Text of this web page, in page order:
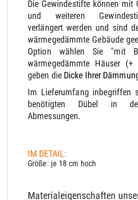
Die Gewindestifte können mit
und weiteren
verlängert werden und sind
wärmegedämmte Gebäude
Option wählen Sie "mit
wärmegedämmte Häuser
geben die Dicke Ihrer
Im Lieferumfang inbegriffen
benötigten Dübel in
Abmessungen.
IM DETAIL:
Größe: je 18 cm hoch
Materialeigenschaften